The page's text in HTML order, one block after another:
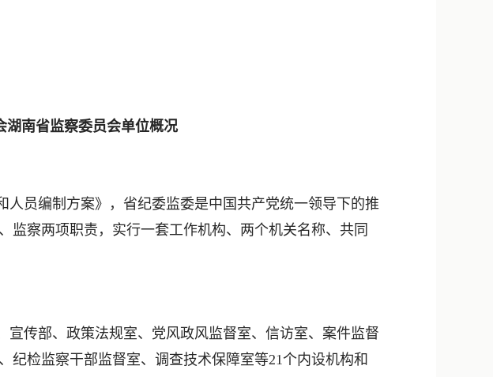
南省监察委员会单位概况
员编制方案》，省纪委监委是中国共产党统一领导下的推
察两项职责，实行一套工作机构、两个机关名称、共同
宣传部、政策法规室、党风政风监督室、信访室、案件监督
检监察干部监督室、调查技术保障室等21个内设机构和